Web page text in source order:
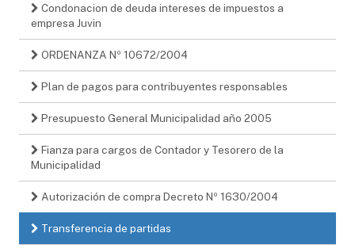
Condonacion de deuda intereses de impuestos a
empresa Juvin
ORDENANZA Nº 10672/2004
Plan de pagos para contribuyentes responsables
Presupuesto General Municipalidad año 2005
Fianza para cargos de Contador y Tesorero de la
Municipalidad
Autorización de compra Decreto Nº 1630/2004
Transferencia de partidas